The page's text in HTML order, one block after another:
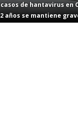
casos de hantavirus en
años se mantiene